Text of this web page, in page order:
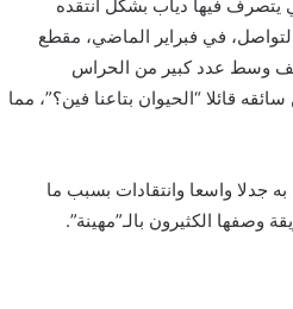
يتصرف فيها دياب بشكل انتقده
التواصل، في فبراير الماضي، مقطع
وسط عدد كبير من الحراس
قائلا “الحيوان بتاعنا فين؟”، مما
جدلا واسعا وانتقادات بسبب ما
الكثيرون بالـ”مهينة”.